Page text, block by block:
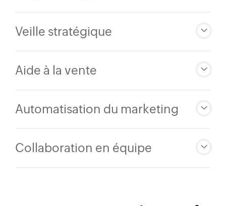
Veille stratégique
Aide à la vente
Automatisation du marketing
Collaboration en équipe